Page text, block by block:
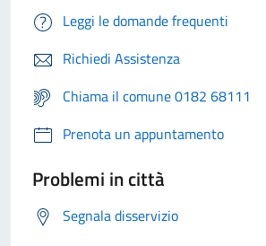
Leggi le domande frequenti
Richiedi Assistenza
Chiama il comune 0182 68111
Prenota un appuntamento
Problemi in città
Segnala disservizio